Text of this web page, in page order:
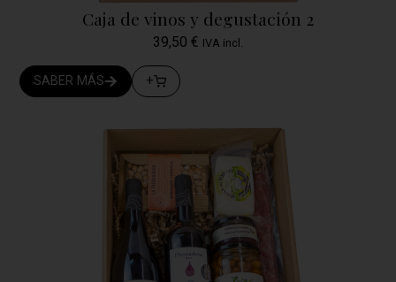
Caja de vinos y degustación 2
39,50 € IVA incl.
SABER MÁS +